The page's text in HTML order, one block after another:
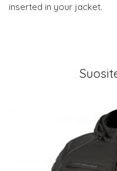
inserted in your jacket.